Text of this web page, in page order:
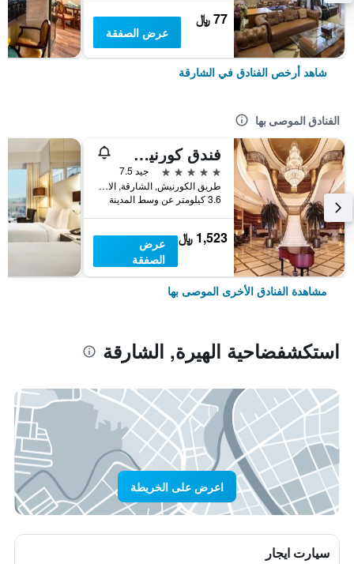
77 ﷼
عرض الصفقة
شاهد أرخص الفنادق في الشارقة
الفنادق الموصى بها
فندق كورنيش الشارقة
5 نجوم
جيد 7.5
طريق الكورنيش, الشارقة, الامارات العربية المتحدة
3.6 كيلومتر عن وسط المدينة
1,523 ﷼
عرض
الصفقة
مشاهدة الفنادق الأخرى الموصى بها
استكشفضاحية الهيرة, الشارقة
اعرض على الخريطة
سيارت ايجار